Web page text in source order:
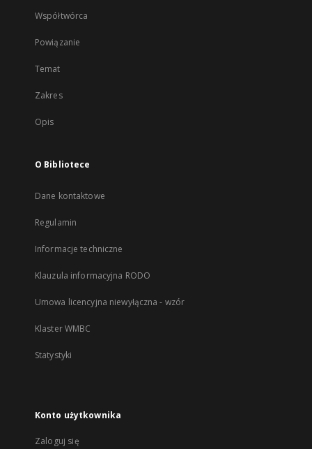
Współtwórca
Powiązanie
Temat
Zakres
Opis
O Bibliotece
Dane kontaktowe
Regulamin
Informacje techniczne
Klauzula informacyjna RODO
Umowa licencyjna niewyłączna - wzór
Klaster WMBC
Statystyki
Konto użytkownika
Zaloguj się